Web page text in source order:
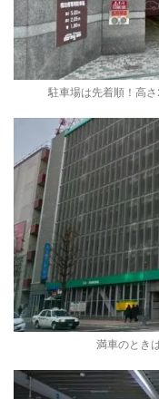
駐車場は先着順！高
満車のとき